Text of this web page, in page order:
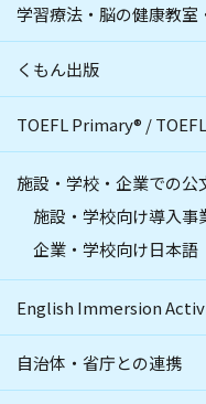
学習療法・脳の健康教
くもん出版
TOEFL Primary® /
施設・学校・企業での公
施設・学校向け導入事
企業・学校向け日本語
English Immersion
自治体・省庁との連携